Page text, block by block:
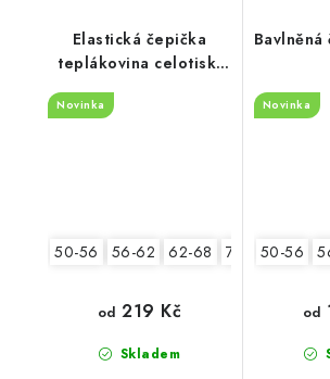
Elastická čepička
teplákovina celotisk,
pohádková víla s
jednorožcem
Novinka
50-56 56-62 62-68 74-80 80-86
Skladem
od 219 Kč
Novinka
50-56
od